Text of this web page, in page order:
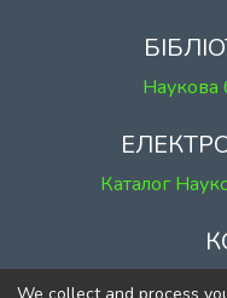
Наукова
Каталог
м. Київ,